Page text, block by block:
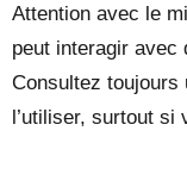
Attention avec le
peut interagir avec
Consultez toujours
l’utiliser, surtout si